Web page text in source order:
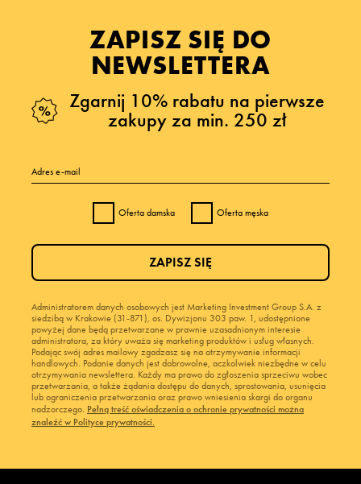
ZAPISZ SIĘ DO
NEWSLETTERA
Zgarnij 10% rabatu na pierwsze
zakupy za min. 250 zł
Adres e-mail
Oferta damska Oferta męska
Administratorem danych osobowych jest Marketing Investment Group S.A. z
siedzibą w Krakowie (31-871), os. Dywizjonu 303 paw. 1, udostępnione
powyżej dane będą przetwarzane w prawnie uzasadnionym interesie
administratora, za który uważa się marketing produktów i usług własnych.
Podając swój adres mailowy zgadzasz się na otrzymywanie informacji
handlowych. Podanie danych jest dobrowolne, aczkolwiek niezbędne w celu
otrzymywania newslettera. Każdy ma prawo do zgłoszenia sprzeciwu wobec
przetwarzania, a także żądania dostępu do danych, sprostowania, usunięcia
lub ograniczenia przetwarzania oraz prawo wniesienia skargi do organu
nadzorczego. Pełną treść oświadczenia o ochronie prywatności można
znaleźć w Polityce prywatności.
ZAPISZ SIĘ